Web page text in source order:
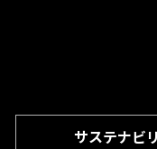
サステナビ